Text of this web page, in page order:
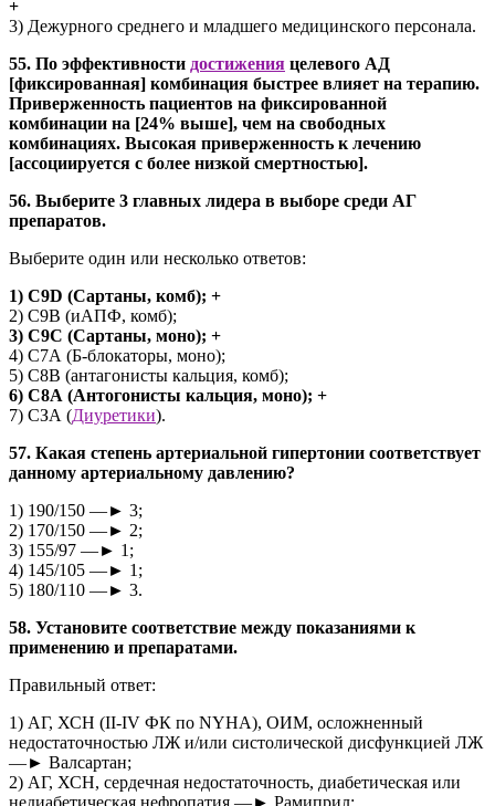
+
3) Дежурного среднего и младшего медицинского персонала.
55. По эффективности достижения целевого АД
[фиксированная] комбинация быстрее влияет на терапию.
Приверженность пациентов на фиксированной
комбинации на [24% выше], чем на свободных
комбинациях. Высокая приверженность к лечению
[ассоциируется с более низкой смертностью].
56. Выберите 3 главных лидера в выборе среди АГ
препаратов.
Выберите один или несколько ответов:
1) C9D (Сартаны, комб); +
2) С9В (иАПФ, комб);
3) С9С (Сартаны, моно); +
4) С7А (Б-блокаторы, моно);
5) С8В (антагонисты кальция, комб);
6) С8А (Антогонисты кальция, моно); +
7) СЗА (Диуретики).
57. Какая степень артериальной гипертонии соответствует
данному артериальному давлению?
1) 190/150 —► 3;
2) 170/150 —► 2;
3) 155/97 —► 1;
4) 145/105 —► 1;
5) 180/110 —► 3.
58. Установите соответствие между показаниями к
применению и препаратами.
Правильный ответ:
1) АГ, ХСН (II-IV ФК по NYHA), ОИМ, осложненный
недостаточностью ЛЖ и/или систолической дисфункцией ЛЖ
—► Валсартан;
2) АГ, ХСН, сердечная недостаточность, диабетическая или
недиабетическая нефропатия —► Рамиприл;